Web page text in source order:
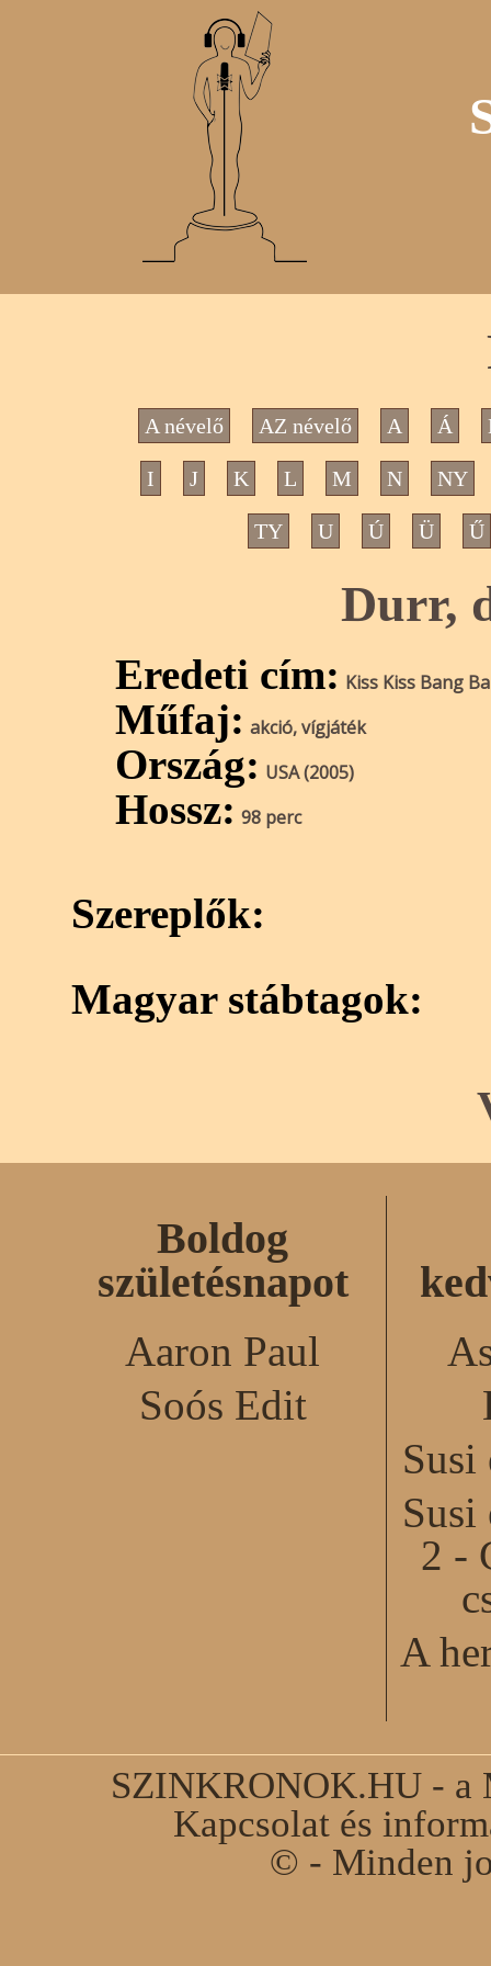
A névelő AZ névelő A Á
I J K L M N NY
TY U Ú Ü Ű
Durr,
Eredeti cím: Kiss Kiss Bang
Műfaj: akció, vígjáték
Ország: USA (2005)
Hossz: 98 perc
Szereplők:
Magyar stábtagok:
Boldog
születésnapot
Aaron Paul
Soós Edit
Susi
Susi
2 -
A
SZINKRONOK.HU - a
Kapcsolat és
© - Minden